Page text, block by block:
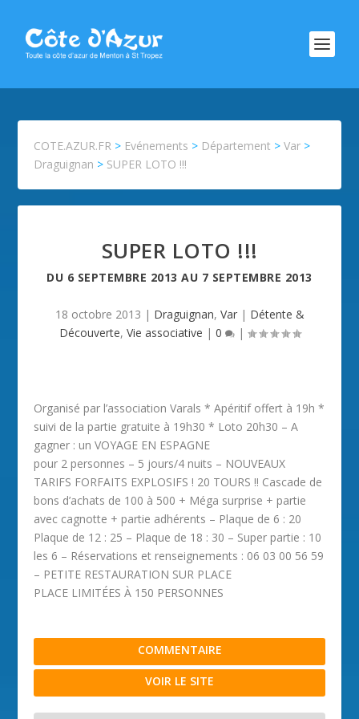
COTE.AZUR.FR > Evénements > Département >Var >
Draguignan > SUPER LOTO !!!
SUPER LOTO !!!
DU 6 SEPTEMBRE 2013 AU 7 SEPTEMBRE 2013
18 octobre 2013 | Draguignan, Var| Détente &
Découverte, Vie associative | 0 |
Organisé par l’association Varals * Apéritif offert à 19h *
suivi de la partie gratuite à 19h30 * Loto 20h30 – A
gagner : un VOYAGE EN ESPAGNE
pour 2 personnes – 5 jours/4 nuits – NOUVEAUX
TARIFS FORFAITS EXPLOSIFS ! 20 TOURS !! Cascade de
bons d’achats de 100 à 500 + Méga surprise + partie
avec cagnotte + partie adhérents – Plaque de 6 : 20
Plaque de 12 : 25 – Plaque de 18 : 30 – Super partie : 10
les 6 – Réservations et renseignements : 06 03 00 56 59
– PETITE RESTAURATION SUR PLACE
PLACE LIMITÉES À 150 PERSONNES
COMMENTAIRE
VOIR LE SITE